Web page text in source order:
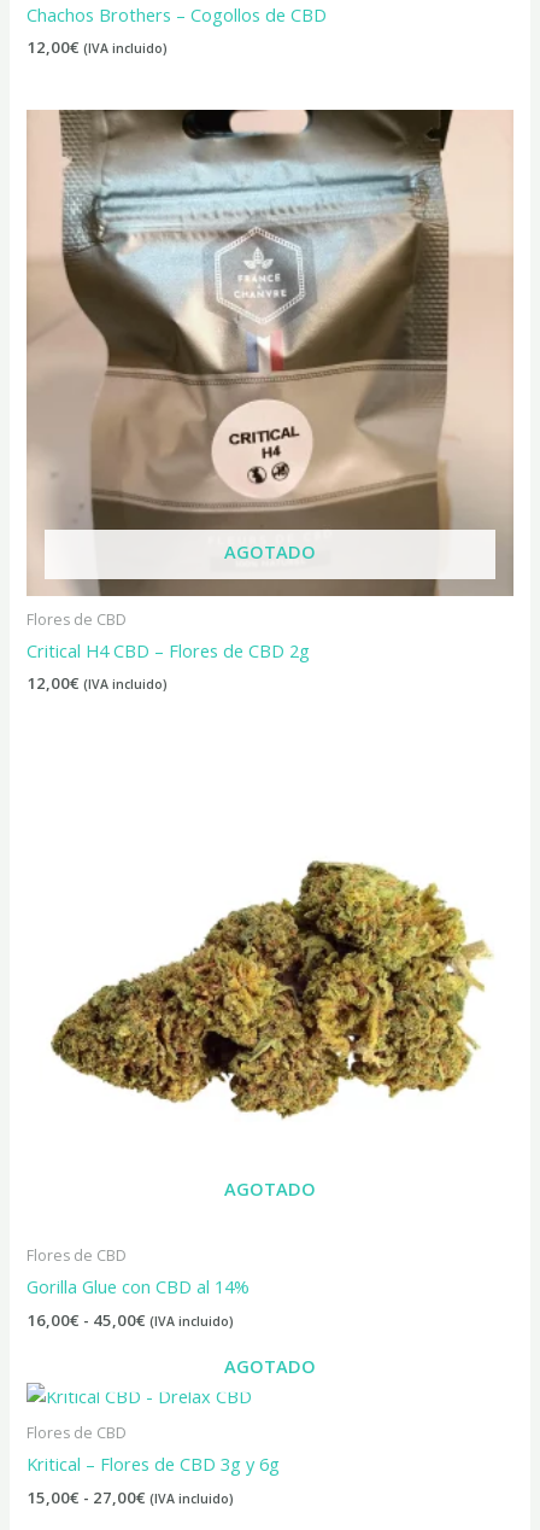
Chachos Brothers – Cogollos de CBD
12,00€ (IVA incluido)
AGOTADO
Flores de CBD
Critical H4 CBD – Flores de CBD 2g
12,00€ (IVA incluido)
AGOTADO
Flores de CBD
Gorilla Glue con CBD al 14%
16,00€ - 45,00€ (IVA incluido)
AGOTADO
Flores de CBD
Kritical – Flores de CBD 3g y 6g
15,00€ - 27,00€
Rango
desde
15,00€
hasta
(IVA incluido)